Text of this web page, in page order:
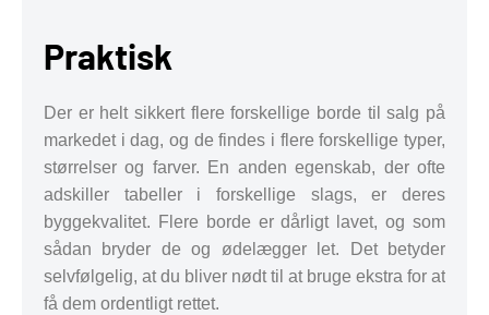
Praktisk
Der er helt sikkert flere forskellige borde til salg på
markedet i dag, og de findes i flere forskellige typer,
størrelser og farver. En anden egenskab, der ofte
adskiller tabeller i forskellige slags, er deres
byggekvalitet. Flere borde er dårligt lavet, og som
sådan bryder de og ødelægger let. Det betyder
selvfølgelig, at du bliver nødt til at bruge ekstra for at
få dem ordentligt rettet.